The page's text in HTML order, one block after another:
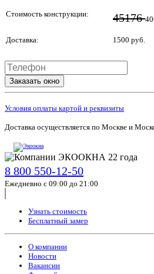
Стоимость конструкции: 45176
Доставка: 1500 руб.
Заказать окно
Условия оплаты картой и реквизиты
Доставка осуществляется по Москве и
8 800 550-12-50
Ежедневно с 09:00 до 21:00
Узнать стоимость
Бесплатный замер
О компании
Новости
Вакансии